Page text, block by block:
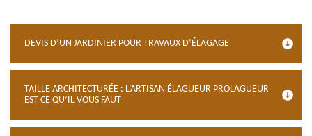
DEVIS D’UN JARDINIER POUR TRAVAUX D’ÉLAGAGE
TAILLE ARCHITECTURÉE : L’ARTISAN ÉLAGUEUR PROLAGUEUR
EST CE QU’IL VOUS FAUT